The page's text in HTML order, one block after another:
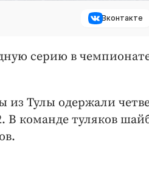
Вконтакте
серию в
из Тулы одержали
В команде туляков